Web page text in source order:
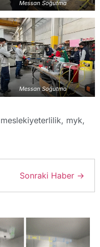
Messan Soğutma
Messan Soğutma
meslekiyeterlilik, myk,
Sonraki Haber →